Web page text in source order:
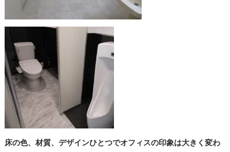
床の色、材質、デザインひとつでオフィスの印象は大きく変わ